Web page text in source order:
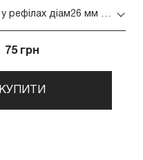
Блиск для губ у рефілах діам26 мм (31)
75 грн
КУПИТИ